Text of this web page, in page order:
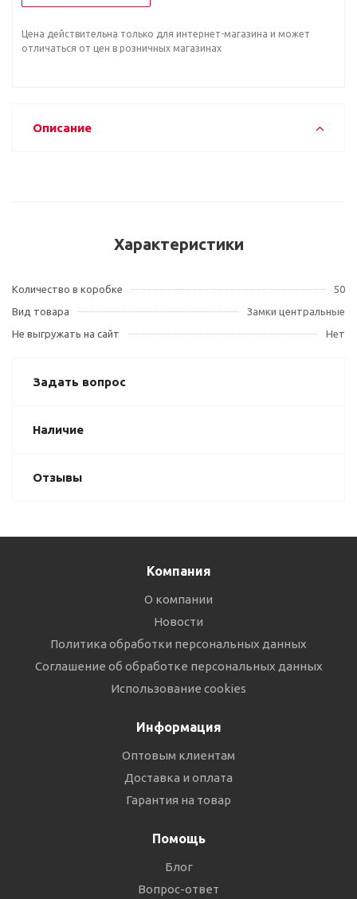
Цена действительна только для интернет-магазина и может
отличаться от цен в розничных магазинах
Описание
Характеристики
Количество в коробке
50
Вид товара
Замки центральные
Не выгружать на сайт
Нет
Задать вопрос
Наличие
Отзывы
Компания
О компании
Новости
Политика обработки персональных данных
Соглашение об обработке персональных данных
Использование cookies
Информация
Оптовым клиентам
Доставка и оплата
Гарантия на товар
Помощь
Блог
Вопрос-ответ